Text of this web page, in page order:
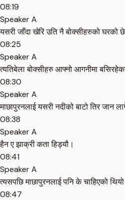
08:19
Speaker A
यसरी जाँदा खेरि उति नै बोक्सीहरुको घरको
08:25
Speaker A
त्यतिबेला बोक्सीहरु आफ्नो आगनीमा
08:30
Speaker A
माछापुरनलाई यसरी नदीको बाटो तिर जान
08:38
Speaker A
हैन ए झाक्री कता हिड्यौ।
08:41
Speaker A
त्यसपछि माछापुरनलाई पनि के चाहिएको
08:47